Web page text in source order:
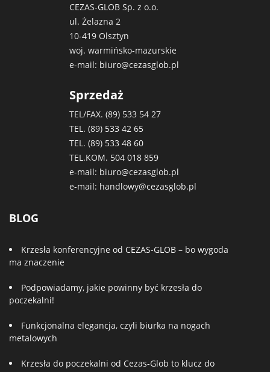
CEZAS-GLOB Sp. z o.o.
ul. Żelazna 2
10-419 Olsztyn
woj. warmińsko-mazurskie
e-mail: biuro@cezasglob.pl
Sprzedaż
TEL/FAX. (89) 533 54 27
TEL. (89) 533 42 65
TEL. (89) 533 48 60
TEL.KOM. 504 018 859
e-mail: biuro@cezasglob.pl
e-mail: handlowy@cezasglob.pl
BLOG
Krzesła konferencyjne od CEZAS-GLOB – bo wygoda
ma znaczenie
Podpowiadamy, jakie powinny być krzesła do
poczekalni!
Funkcjonalna elegancja, czyli biurka na nogach
metalowych
Krzesła do poczekalni od Cezas-Glob to klucz do